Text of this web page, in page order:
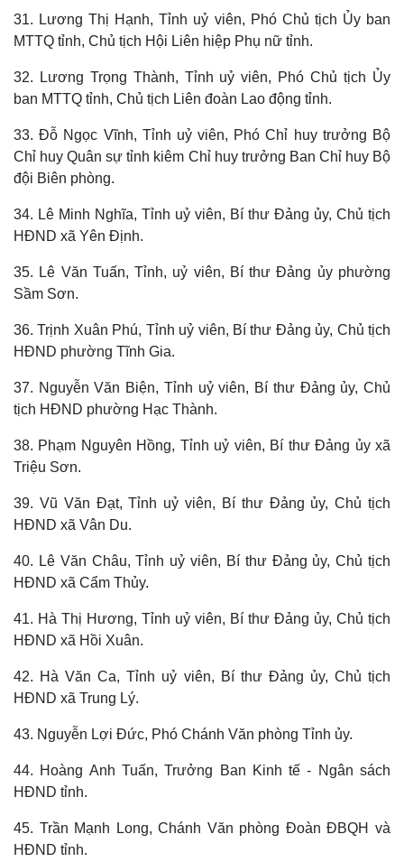
Bất động sản
Khởi nghiệp
Giá vàng
Tiêu dùng
Chứng khoán
Giá cà phê
31. Lương Thị Hạnh, Tỉnh uỷ viên, Phó Chủ tịch Ủy ban
MTTQ tỉnh, Chủ tịch Hội Liên hiệp Phụ nữ tỉnh.
32. Lương Trọng Thành, Tỉnh uỷ viên, Phó Chủ tịch Ủy
ban MTTQ tỉnh, Chủ tịch Liên đoàn Lao động tỉnh.
33. Đỗ Ngọc Vĩnh, Tỉnh uỷ viên, Phó Chỉ huy trưởng Bộ
Chỉ huy Quân sự tỉnh kiêm Chỉ huy trưởng Ban Chỉ huy Bộ
đội Biên phòng.
34. Lê Minh Nghĩa, Tỉnh uỷ viên, Bí thư Đảng ủy, Chủ tịch
HĐND xã Yên Định.
35. Lê Văn Tuấn, Tỉnh, uỷ viên, Bí thư Đảng ủy phường
Sầm Sơn.
36. Trịnh Xuân Phú, Tỉnh uỷ viên, Bí thư Đảng ủy, Chủ tịch
HĐND phường Tĩnh Gia.
37. Nguyễn Văn Biện, Tỉnh uỷ viên, Bí thư Đảng ủy, Chủ
tịch HĐND phường Hạc Thành.
38. Phạm Nguyên Hồng, Tỉnh uỷ viên, Bí thư Đảng ủy xã
Triệu Sơn.
39. Vũ Văn Đạt, Tỉnh uỷ viên, Bí thư Đảng ủy, Chủ tịch
HĐND xã Vân Du.
40. Lê Văn Châu, Tỉnh uỷ viên, Bí thư Đảng ủy, Chủ tịch
HĐND xã Cẩm Thủy.
41. Hà Thị Hương, Tỉnh uỷ viên, Bí thư Đảng ủy, Chủ tịch
HĐND xã Hồi Xuân.
42. Hà Văn Ca, Tỉnh uỷ viên, Bí thư Đảng ủy, Chủ tịch
HĐND xã Trung Lý.
43. Nguyễn Lợi Đức, Phó Chánh Văn phòng Tỉnh ủy.
44. Hoàng Anh Tuấn, Trưởng Ban Kinh tế - Ngân sách
HĐND tỉnh.
45. Trần Mạnh Long, Chánh Văn phòng Đoàn ĐBQH và
HĐND tỉnh.